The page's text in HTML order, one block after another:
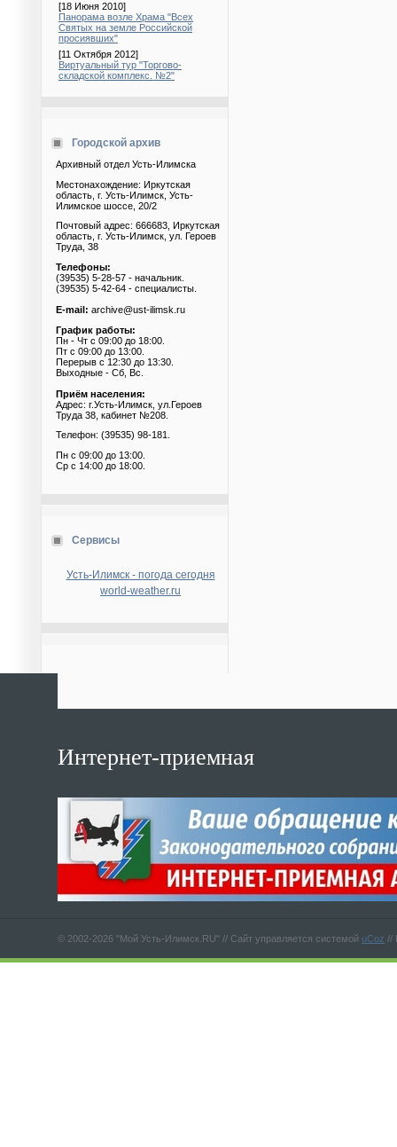
[18 Июня 2010]
Панорама возле Храма "Всех
Святых на земле Российской
просиявших"
[11 Октября 2012]
Виртуальный тур "Торгово-
складской комплекс. №2"
Городской архив
Архивный отдел Усть-Илимска
Местонахождение: Иркутская
область, г. Усть-Илимск, Усть-
Илимское шоссе, 20/2
Почтовый адрес: 666683, Иркутская
область, г. Усть-Илимск, ул. Героев
Труда, 38
Телефоны:
(39535) 5-28-57 - начальник.
(39535) 5-42-64 - специалисты.
E-mail: archive@ust-ilimsk.ru
График работы:
Пн - Чт с 09:00 до 18:00.
Пт с 09:00 до 13:00.
Перерыв с 12:30 до 13:30.
Выходные - Сб, Вс.
Приём населения:
Адрес: г.Усть-Илимск, ул.Героев
Труда 38, кабинет №208.
Телефон: (39535) 98-181.
Пн с 09:00 до 13:00.
Ср с 14:00 до 18:00.
Сервисы
Усть-Илимск - погода сегодня
world-weather.ru
Интернет-приемная
© 2002-2026 "Мой Усть-Илимск.RU" // Сайт управляется системой uCoz //